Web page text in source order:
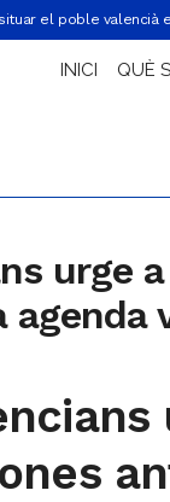
el poble valencià
INICI QUÈ
urge